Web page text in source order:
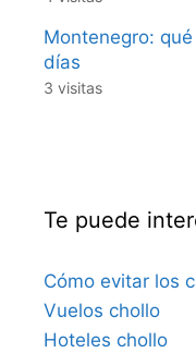
Montenegro:
días
3 visitas
Te puede
Cómo evitar los
Vuelos chollo
Hoteles chollo